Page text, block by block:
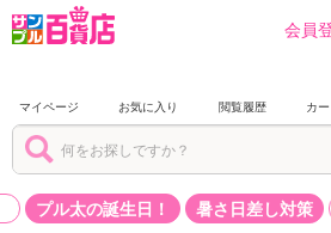
会員
マイページ お気に入り 閲覧履歴 カ
プル太の誕生日！ 暑さ日差し対策